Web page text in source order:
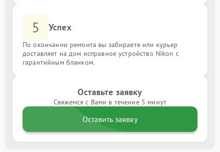
5 Успех
По окончании ремонта вы забираете или курьер
доставляет на дом исправное устройство Nikon с
гарантийным бланком.
Оставьте заявку
Свяжемся с Вами в течение 5 минут
Оставить заявку